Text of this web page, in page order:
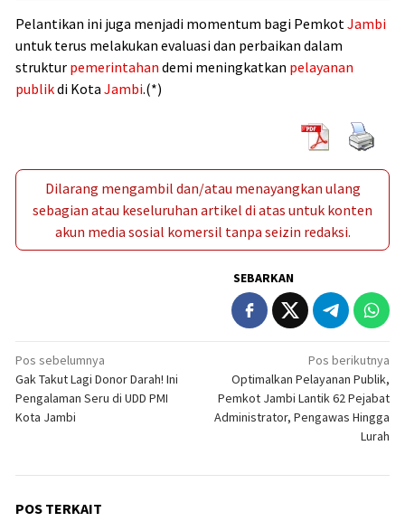
Pelantikan ini juga menjadi momentum bagi Pemkot Jambi
untuk terus melakukan evaluasi dan perbaikan dalam
struktur pemerintahan demi meningkatkan pelayanan
publikdi Kota Jambi.(*)
Dilarang mengambil dan/atau menayangkan ulang
sebagian atau keseluruhan artikel di atas untuk konten
akun media sosial komersil tanpa seizin redaksi.
SEBARKAN
Navigasi
pos
Pos sebelumnya
Gak Takut Lagi Donor Darah! Ini
Pengalaman Seru di UDD PMI
Kota Jambi
Pos berikutnya
Optimalkan Pelayanan Publik,
Pemkot Jambi Lantik 62 Pejabat
Administrator, Pengawas Hingga
Lurah
POS TERKAIT